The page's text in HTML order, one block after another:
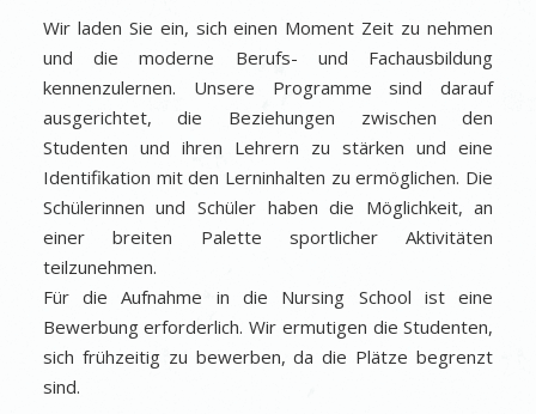
Wir laden Sie ein, sich einen Moment Zeit zu nehmen
und die moderne Berufs- und Fachausbildung
kennenzulernen. Unsere Programme sind darauf
ausgerichtet, die Beziehungen zwischen den
Studenten und ihren Lehrern zu stärken und eine
Identifikation mit den Lerninhalten zu ermöglichen. Die
Schülerinnen und Schüler haben die Möglichkeit, an
einer breiten Palette sportlicher Aktivitäten
teilzunehmen.
Für die Aufnahme in die Nursing School ist eine
Bewerbung erforderlich. Wir ermutigen die Studenten,
sich frühzeitig zu bewerben, da die Plätze begrenzt
sind.